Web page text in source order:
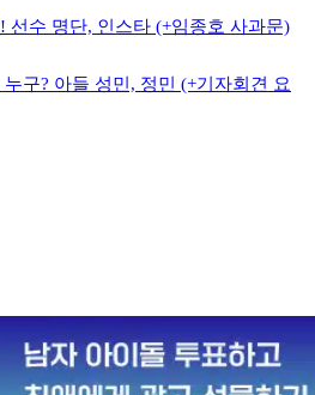
선수 명단, 인스타 (+임종호 사과문)
구? 아들 성민, 정민 (+기자회견 요